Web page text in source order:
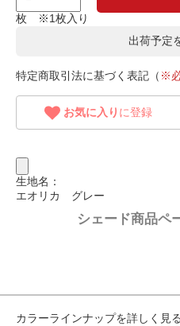
枚 ※1枚入り
出荷予定
特定商取引法に基づく表記（ ※
お気に入り に登録
生地名：
エオリカ グレー
シェード商品
カラーラインナップを詳しく見る